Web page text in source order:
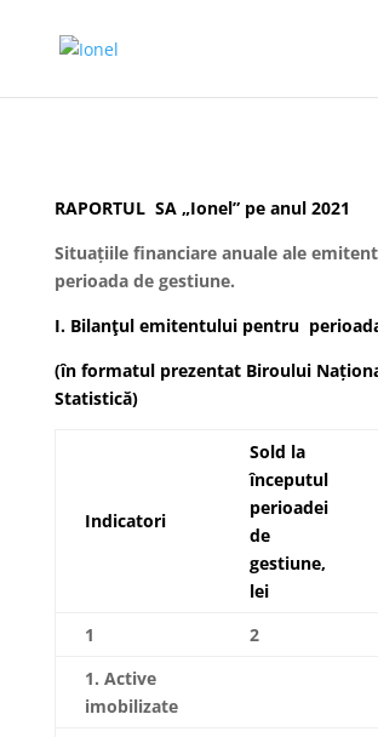
RAPORTUL SA „Ionel” pe anul 2021
Situațiile financiare anuale ale
perioada de gestiune.
I. Bilanţul emitentului pentru
(în formatul prezentat Biroului
Statistică)
Indicatori
Sold la
începutul
perioadei
de
gestiune,
lei
1
2
1. Active
imobilizate